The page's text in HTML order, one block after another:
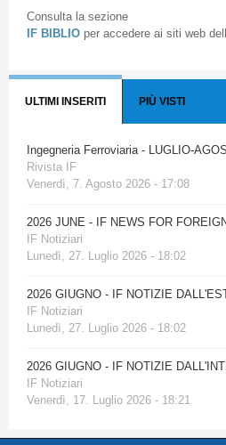
Consulta la sezione
IF BIBLIO per accedere ai siti web
ULTIMI INSERITI PIÙ VISTI
Ingegneria Ferroviaria - LUGLIO-
Rivista IF
Venerdì, 7. Agosto 2026 - 17:08
2026 JUNE - IF NEWS FOR
IF Notiziari
Lunedì, 27. Luglio 2026 - 18:02
2026 GIUGNO - IF NOTIZIE
IF Notiziari
Lunedì, 27. Luglio 2026 - 18:02
2026 GIUGNO - IF NOTIZIE
IF Notiziari
Venerdì, 17. Luglio 2026 - 18:21